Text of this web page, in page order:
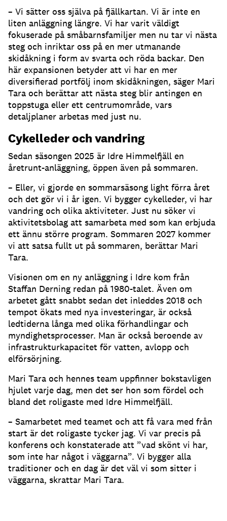
– Vi sätter oss själva på fjällkartan. Vi är inte en
liten anläggning längre. Vi har varit väldigt
fokuserade på småbarnsfamiljer men nu tar vi nästa
steg och inriktar oss på en mer utmanande
skidåkning i form av svarta och röda backar. Den
här expansionen betyder att vi har en mer
diversifierad portfölj inom skidåkningen, säger Mari
Tara och berättar att nästa steg blir antingen en
toppstuga eller ett centrumområde, vars
detaljplaner arbetas med just nu.
Cykelleder och vandring
Sedan säsongen 2025 är Idre Himmelfjäll en
åretrunt-anläggning, öppen även på sommaren.
– Eller, vi gjorde en sommarsäsong light förra året
och det gör vi i år igen. Vi bygger cykelleder, vi har
vandring och olika aktiviteter. Just nu söker vi
aktivitetsbolag att samarbeta med som kan erbjuda
ett ännu större program. Sommaren 2027 kommer
vi att satsa fullt ut på sommaren, berättar Mari
Tara.
Visionen om en ny anläggning i Idre kom från
Staffan Derning redan på 1980-talet. Även om
arbetet gått snabbt sedan det inleddes 2018 och
tempot ökats med nya investeringar, är också
ledtiderna långa med olika förhandlingar och
myndighetsprocesser. Man är också beroende av
infrastrukturkapacitet för vatten, avlopp och
elförsörjning.
Mari Tara och hennes team uppfinner bokstavligen
hjulet varje dag, men det ser hon som fördel och
bland det roligaste med Idre Himmelfjäll.
– Samarbetet med teamet och att få vara med från
start är det roligaste tycker jag. Vi var precis på
konferens och konstaterade att ”vad skönt vi har,
som inte har något i väggarna”. Vi bygger alla
traditioner och en dag är det väl vi som sitter i
väggarna, skrattar Mari Tara.